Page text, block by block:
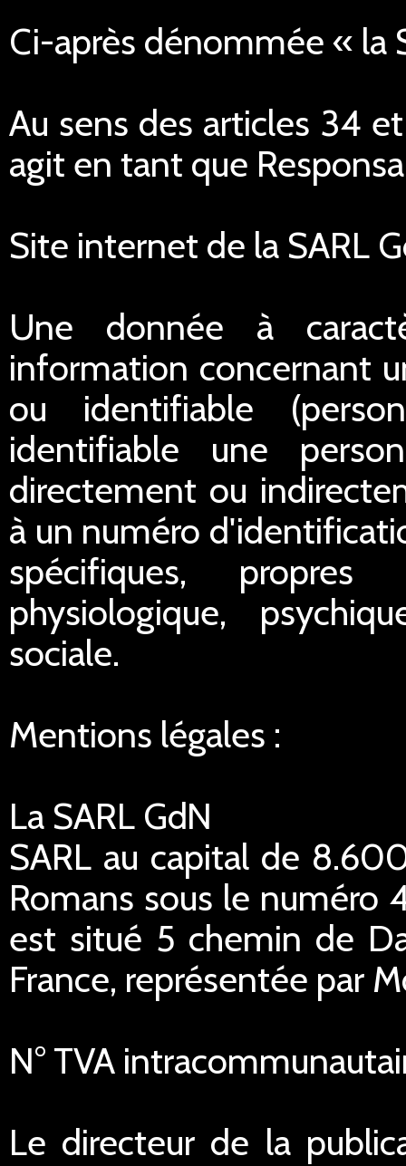
Ci-après dénommée « la
Au sens des articles 34
agit en tant que
Site internet de la SARL
Une donnée à
information concernant
ou identifiable
identifiable une
directement ou
à un numéro
spécifiques,
physiologique,
sociale.
Mentions légales :
La SARL GdN
SARL au capital de
Romans sous le numéro
est situé 5 chemin de
France, représentée par
N° TVA
Le directeur de la